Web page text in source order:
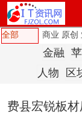
全部 商业 原创
金融
人物
区
费县宏锐板